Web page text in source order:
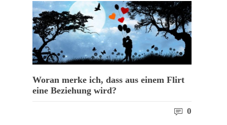
Woran merke ich, dass aus einem Flirt
eine Beziehung wird?
0